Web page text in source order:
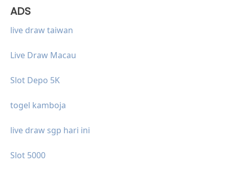
ADS
live draw taiwan
Live Draw Macau
Slot Depo 5K
togel kamboja
live draw sgp hari ini
Slot 5000